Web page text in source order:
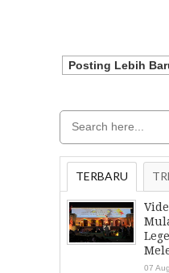
Posting Lebih
TERBARU
07